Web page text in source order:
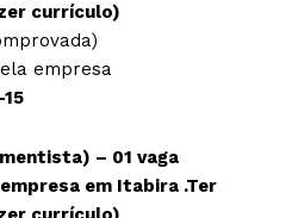
currículo)
empresa
– 01 vaga
em Itabira .Ter